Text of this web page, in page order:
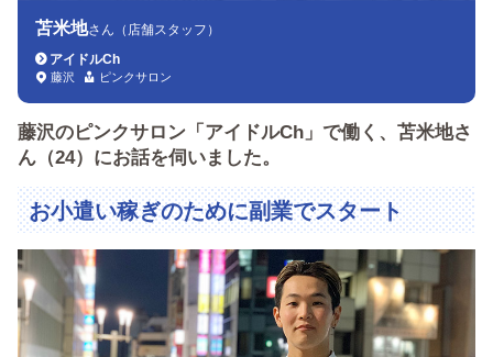
苫米地さん（店舗スタッフ）
アイドルCh
藤沢 ピンクサロン
藤沢のピンクサロン「アイドルCh」で働く、苫米地さ
ん（24）にお話を伺いました。
お小遣い稼ぎのために副業でスタート